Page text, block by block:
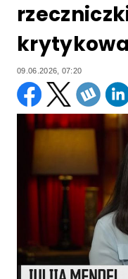
09.06.2026, 07:20